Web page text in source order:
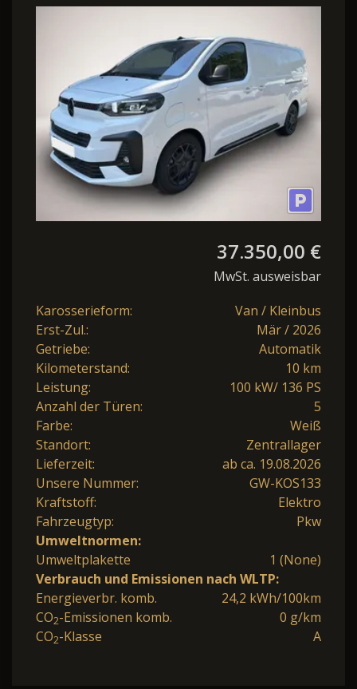
Kam Nav WinterP 11kW-
OBC CarP HFT
37.350,00 €
MwSt. ausweisbar
Karosserieform:
Van / Kleinbus
Erst-Zul.:
Mär / 2026
Getriebe:
Automatik
Kilometerstand:
10 km
Leistung:
100 kW/ 136 PS
Anzahl der Türen:
5
Farbe:
Weiß
Standort:
Zentrallager
Lieferzeit:
ab ca. 19.08.2026
Unsere Nummer:
GW-KOS133
Kraftstoff:
Elektro
Fahrzeugtyp:
Pkw
Umweltnormen:
Umweltplakette
1 (None)
Verbrauch und Emissionen nach WLTP:
Energieverbr. komb.
24,2 kWh/100km
CO2-Emissionen komb.
0 g/km
CO2-Klasse A